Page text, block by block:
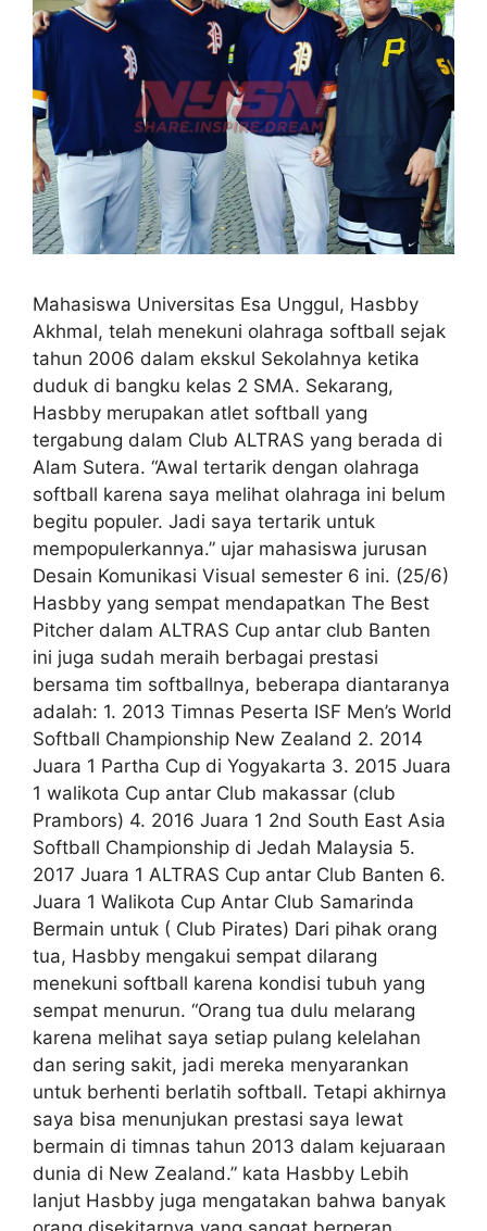
Mahasiswa Universitas Esa Unggul, Hasbby
Akhmal, telah menekuni olahraga softball sejak
tahun 2006 dalam ekskul Sekolahnya ketika
duduk di bangku kelas 2 SMA. Sekarang,
Hasbby merupakan atlet softball yang
tergabung dalam Club ALTRAS yang berada di
Alam Sutera. “Awal tertarik dengan olahraga
softball karena saya melihat olahraga ini belum
begitu populer. Jadi saya tertarik untuk
mempopulerkannya.” ujar mahasiswa jurusan
Desain Komunikasi Visual semester 6 ini. (25/6)
Hasbby yang sempat mendapatkan The Best
Pitcher dalam ALTRAS Cup antar club Banten
ini juga sudah meraih berbagai prestasi
bersama tim softballnya, beberapa diantaranya
adalah: 1. 2013 Timnas Peserta ISF Men’s World
Softball Championship New Zealand 2. 2014
Juara 1 Partha Cup di Yogyakarta 3. 2015 Juara
1 walikota Cup antar Club makassar (club
Prambors) 4. 2016 Juara 1 2nd South East Asia
Softball Championship di Jedah Malaysia 5.
2017 Juara 1 ALTRAS Cup antar Club Banten 6.
Juara 1 Walikota Cup Antar Club Samarinda
Bermain untuk ( Club Pirates) Dari pihak orang
tua, Hasbby mengakui sempat dilarang
menekuni softball karena kondisi tubuh yang
sempat menurun. “Orang tua dulu melarang
karena melihat saya setiap pulang kelelahan
dan sering sakit, jadi mereka menyarankan
untuk berhenti berlatih softball. Tetapi akhirnya
saya bisa menunjukan prestasi saya lewat
bermain di timnas tahun 2013 dalam kejuaraan
dunia di New Zealand.” kata Hasbby Lebih
lanjut Hasbby juga mengatakan bahwa banyak